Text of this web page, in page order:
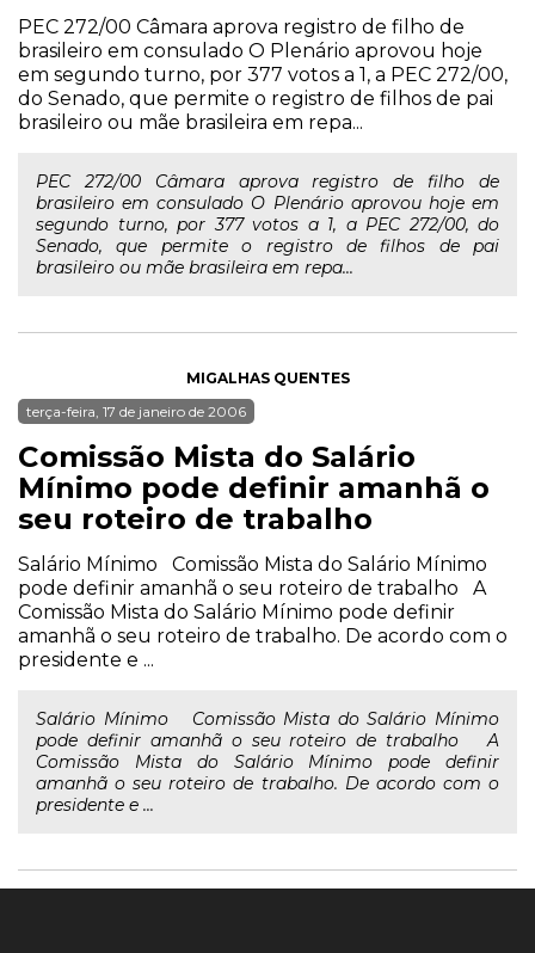
PEC 272/00 Câmara aprova registro de filho de
brasileiro em consulado O Plenário aprovou hoje
em segundo turno, por 377 votos a 1, a PEC 272/00,
do Senado, que permite o registro de filhos de pai
brasileiro ou mãe brasileira em repa...
PEC 272/00 Câmara aprova registro de filho de
brasileiro em consulado O Plenário aprovou hoje em
segundo turno, por 377 votos a 1, a PEC 272/00, do
Senado, que permite o registro de filhos de pai
brasileiro ou mãe brasileira em repa...
MIGALHAS QUENTES
terça-feira, 17 de janeiro de 2006
Comissão Mista do Salário
Mínimo pode definir amanhã o
seu roteiro de trabalho
Salário Mínimo Comissão Mista do Salário Mínimo
pode definir amanhã o seu roteiro de trabalho A
Comissão Mista do Salário Mínimo pode definir
amanhã o seu roteiro de trabalho. De acordo com o
presidente e ...
Salário Mínimo Comissão Mista do Salário Mínimo
pode definir amanhã o seu roteiro de trabalho A
Comissão Mista do Salário Mínimo pode definir
amanhã o seu roteiro de trabalho. De acordo com o
presidente e ...